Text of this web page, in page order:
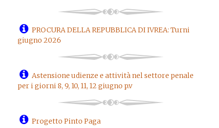
PROCURA DELLA REPUBBLICA DI IVREA: Turni
giugno 2026
Astensione udienze e attività nel settore penale
per i giorni 8, 9, 10, 11, 12 giugno p.v
Progetto Pinto Paga